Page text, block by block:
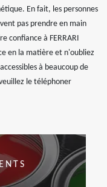
En fait, les personnes
pas prendre en main
confiance à FERRARI
en la matière et n'oubliez
à beaucoup de
le téléphoner